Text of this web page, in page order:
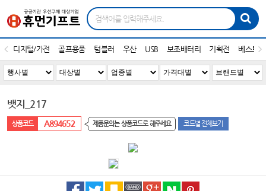
디지털/가전 골프용품 텀블러 우산 USB 보조배터리 기획전 베스트
뱃지_217
A894652 제품문의는 상품코드로 해주세요 코드별 전체보기